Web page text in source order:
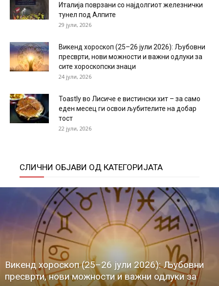
Италија поврзани со најдолгиот железнички
тунел под Алпите
29 јули, 2026
Викенд хороскоп (25–26 јули 2026): Љубовни
пресврти, нови можности и важни одлуки за
сите хороскопски знаци
24 јули, 2026
Toastly во Лисиче е вистински хит – за само
еден месец ги освои љубителите на добар
тост
22 јули, 2026
СЛИЧНИ ОБЈАВИ ОД КАТЕГОРИЈАТА
Викенд хороскоп (25–26 јули 2026): Љубовни
пресврти, нови можности и важни одлуки за